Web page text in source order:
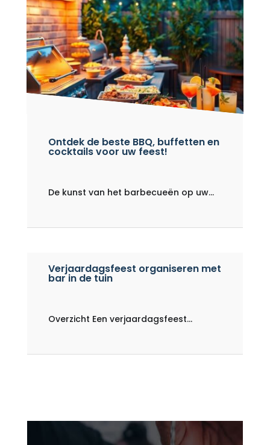
Ontdek de beste BBQ, buffetten en
cocktails voor uw feest!
De kunst van het barbecueën op uw...
Verjaardagsfeest organiseren met
bar in de tuin
Overzicht Een verjaardagsfeest...